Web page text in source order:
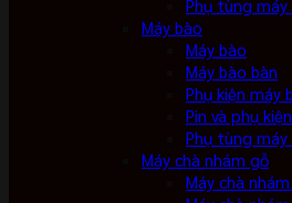
Phụ tùng
Máy bào
Máy bào
Máy bào bàn
Phụ kiện máy
Pin và phụ
Phụ tùng
Máy chà nhám gỗ
Máy chà